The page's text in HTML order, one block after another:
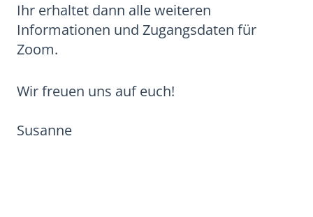
Ihr erhaltet dann alle weiteren
Informationen und Zugangsdaten für
Zoom.
Wir freuen uns auf euch!
Susanne